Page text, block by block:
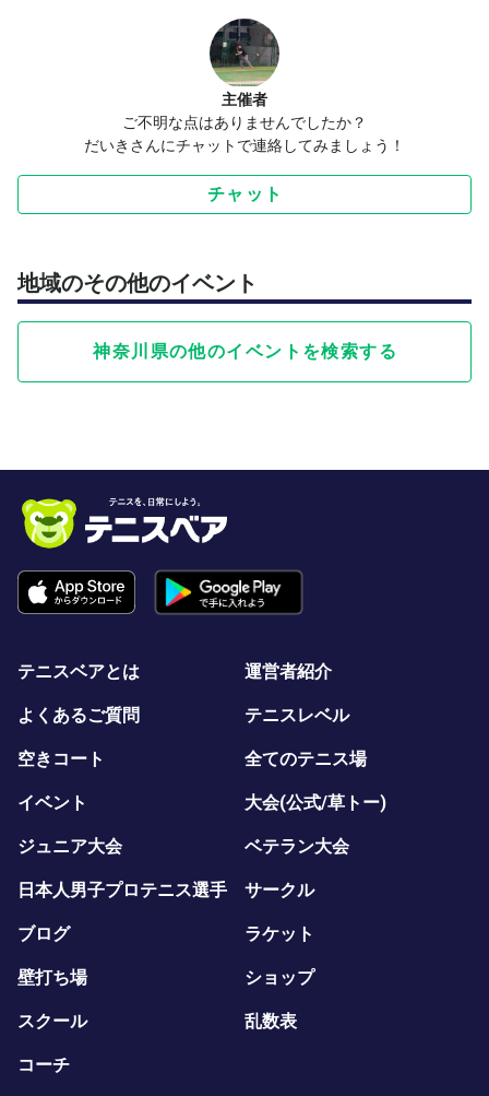
主催者
ご不明な点はありませんでしたか？
だいきさんにチャットで連絡してみましょう！
チャット
地域のその他のイベント
神奈川県の他のイベントを検索する
テニスベアとは 運営者紹介
よくあるご質問 テニスレベル
空きコート 全てのテニス場
イベント 大会(公式/草トー)
ジュニア大会 ベテラン大会
日本人男子プロテニス選手 サークル
ブログ ラケット
壁打ち場 ショップ
スクール 乱数表
コーチ